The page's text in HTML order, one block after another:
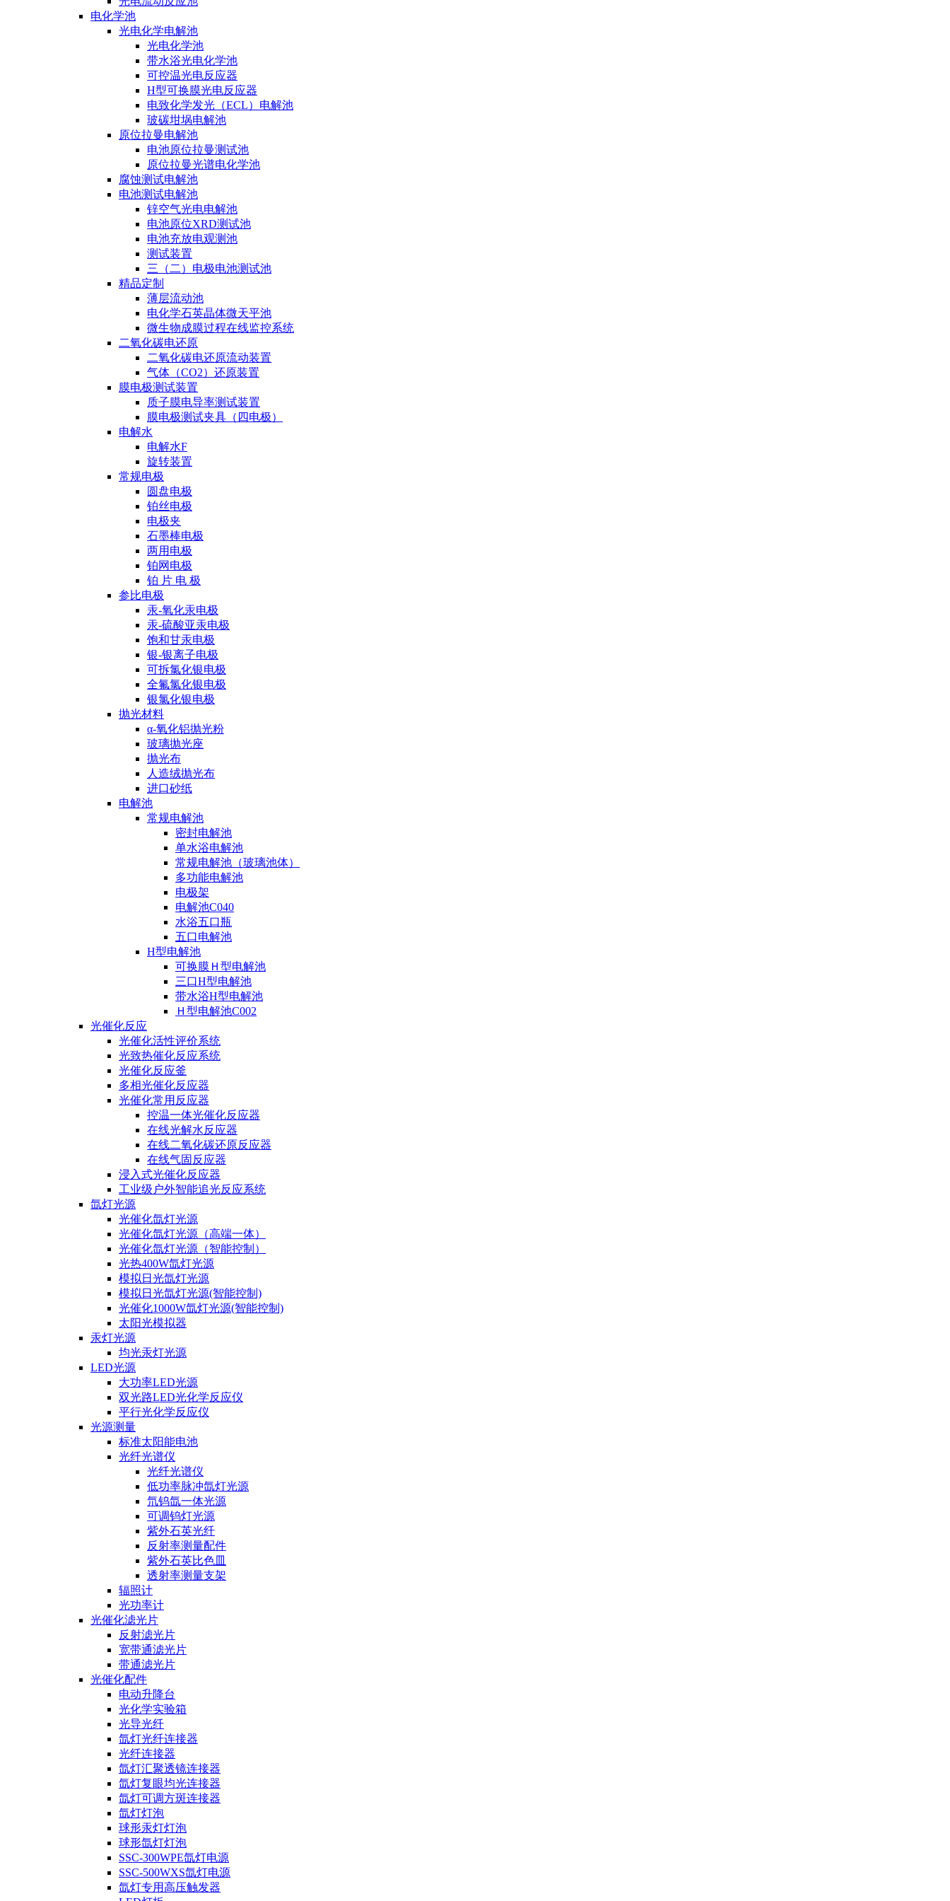
电化学池
光电化学电解池
光电化学池
带水浴光电化学池
可控温光电反应器
H型可换膜光电反应器
电致化学发光（ECL）电解池
玻碳坩埚电解池
原位拉曼电解池
电池原位拉曼测试池
原位拉曼光谱电化学池
腐蚀测试电解池
电池测试电解池
锌空气光电电解池
电池原位XRD测试池
电池充放电观测池
测试装置
三（二）电极电池测试池
精品定制
薄层流动池
电化学石英晶体微天平池
微生物成膜过程在线监控系统
二氧化碳电还原
二氧化碳电还原流动装置
气体（CO2）还原装置
膜电极测试装置
质子膜电导率测试装置
膜电极测试夹具（四电极）
电解水
电解水F
旋转装置
常规电极
圆盘电极
铂丝电极
电极夹
石墨棒电极
两用电极
铂网电极
铂 片 电 极
参比电极
汞-氧化汞电极
汞-硫酸亚汞电极
饱和甘汞电极
银-银离子电极
可拆氯化银电极
全氟氯化银电极
银氯化银电极
抛光材料
α-氧化铝抛光粉
玻璃抛光座
抛光布
人造绒抛光布
进口砂纸
电解池
常规电解池
密封电解池
单水浴电解池
常规电解池（玻璃池体）
多功能电解池
电极架
电解池C040
水浴五口瓶
五口电解池
H型电解池
可换膜Ｈ型电解池
三口H型电解池
带水浴H型电解池
Ｈ型电解池C002
光催化反应
光催化活性评价系统
光致热催化反应系统
光催化反应釜
多相光催化反应器
光催化常用反应器
控温一体光催化反应器
在线光解水反应器
在线二氧化碳还原反应器
在线气固反应器
浸入式光催化反应器
工业级户外智能追光反应系统
氙灯光源
光催化氙灯光源
光催化氙灯光源（高端一体）
光催化氙灯光源（智能控制）
光热400W氙灯光源
模拟日光氙灯光源
模拟日光氙灯光源(智能控制)
光催化1000W氙灯光源(智能控制)
太阳光模拟器
汞灯光源
均光汞灯光源
LED光源
大功率LED光源
双光路LED光化学反应仪
平行光化学反应仪
光源测量
标准太阳能电池
光纤光谱仪
光纤光谱仪
低功率脉冲氙灯光源
氘钨氙一体光源
可调钨灯光源
紫外石英光纤
反射率测量配件
紫外石英比色皿
透射率测量支架
辐照计
光功率计
光催化滤光片
反射滤光片
宽带通滤光片
带通滤光片
光催化配件
电动升降台
光化学实验箱
光导光纤
氙灯光纤连接器
光纤连接器
氙灯汇聚透镜连接器
氙灯复眼均光连接器
氙灯可调方斑连接器
氙灯灯泡
球形汞灯灯泡
球形氙灯灯泡
SSC-300WPE氙灯电源
SSC-500WXS氙灯电源
氙灯专用高压触发器